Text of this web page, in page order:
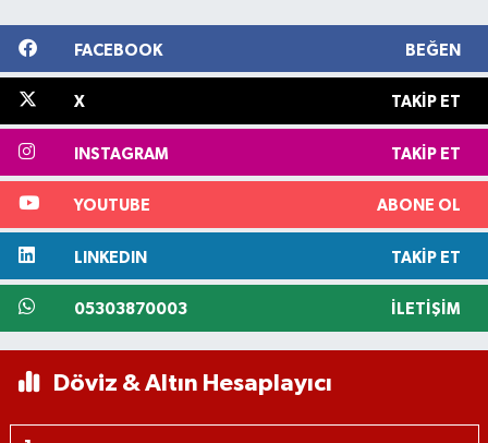
FACEBOOK BEĞEN
X TAKIP ET
INSTAGRAM TAKIP ET
YOUTUBE ABONE OL
LINKEDIN TAKIP ET
05303870003 İLETIŞIM
Döviz & Altın Hesaplayıcı